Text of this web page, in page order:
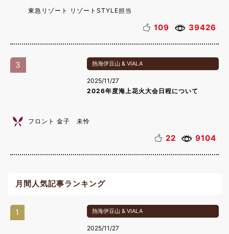
東急リゾート リゾートSTYLE担当
109 39426
3 熱海伊豆山 & VIALA
2025/11/27
2026年度海上花火大会日程について
フロント 金子 未怜
22 9104
月間人気記事ランキング
1 熱海伊豆山 & VIALA
2025/11/27